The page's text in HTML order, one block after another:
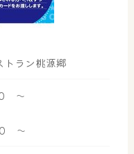
トラン桃源郷
～
～